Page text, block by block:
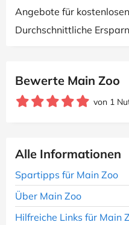
Angebote für
Durchschnittliche
Bewerte Main Zoo
von 1
Alle Informationen
Spartipps für Main Zoo
Über Main Zoo
Hilfreiche Links für Main